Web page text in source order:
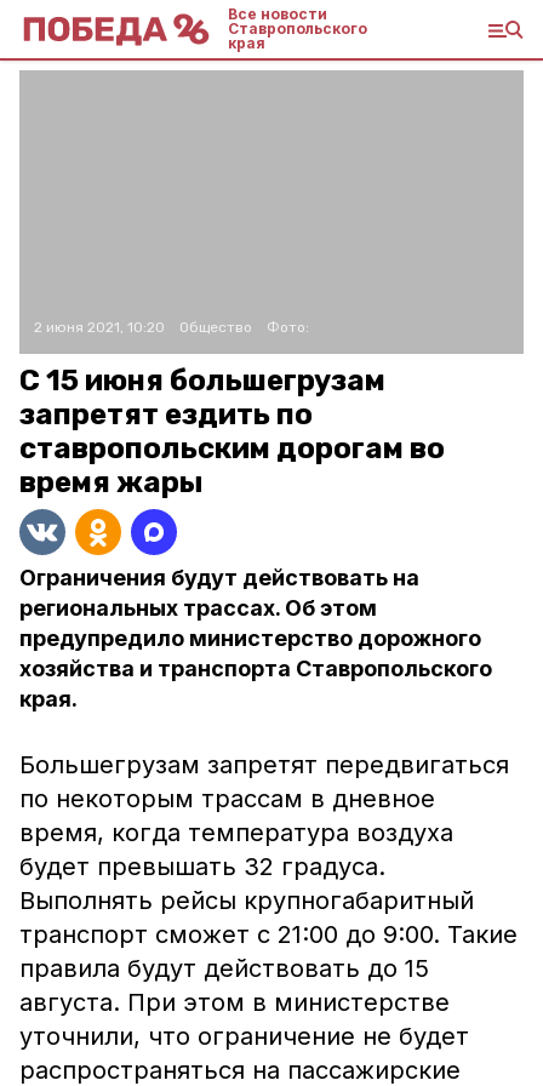
Все новости
Ставропольского
края
2 июня 2021, 10:20 Общество Фото:
С 15 июня большегрузам
запретят ездить по
ставропольским дорогам во
время жары
Ограничения будут действовать на
региональных трассах. Об этом
предупредило министерство дорожного
хозяйства и транспорта Ставропольского
края.
Большегрузам запретят передвигаться
по некоторым трассам в дневное
время, когда температура воздуха
будет превышать 32 градуса.
Выполнять рейсы крупногабаритный
транспорт сможет с 21:00 до 9:00. Такие
правила будут действовать до 15
августа. При этом в министерстве
уточнили, что ограничение не будет
распространяться на пассажирские